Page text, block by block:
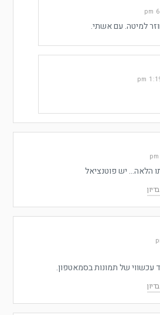
למיטה. עם אשתי.
הלאה… יש פוטנציאל
עכשווי של תמונות בסמאטפון.